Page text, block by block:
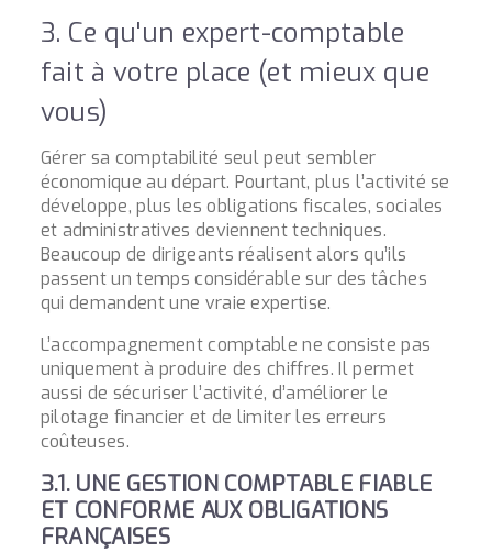
3. Ce qu'un expert-comptable
fait à votre place (et mieux que
vous)
Gérer sa comptabilité seul peut sembler
économique au départ. Pourtant, plus l’activité se
développe, plus les obligations fiscales, sociales
et administratives deviennent techniques.
Beaucoup de dirigeants réalisent alors qu’ils
passent un temps considérable sur des tâches
qui demandent une vraie expertise.
L’accompagnement comptable ne consiste pas
uniquement à produire des chiffres. Il permet
aussi de sécuriser l’activité, d’améliorer le
pilotage financier et de limiter les erreurs
coûteuses.
3.1. UNE GESTION COMPTABLE FIABLE
ET CONFORME AUX OBLIGATIONS
FRANÇAISES